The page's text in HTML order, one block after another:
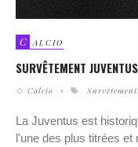
C ALCIO
SURVÊTEMENT JUVENTUS
Calcio
La Juventus est
l'une des plus titrées et